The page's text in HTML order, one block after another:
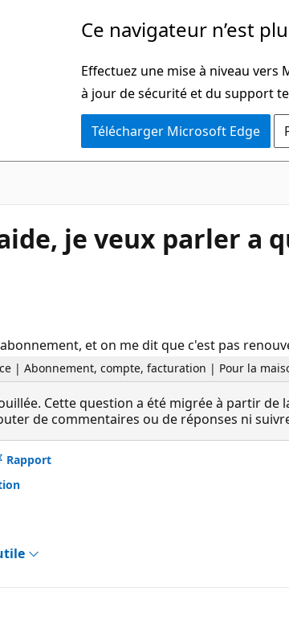
Ce navigateur n’est
Effectuez une mise à niveau
à jour de sécurité et du support
Télécharger Microsoft Edge
je veux parler a
et on me dit que c'est pas
| Abonnement, compte, facturation | Pour la
Cette question a été migrée à partir de
de commentaires ou de réponses ni
Rapport